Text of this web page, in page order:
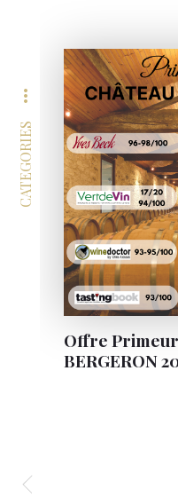
Offre
BERGERON
CATEGORIES
more_horiz